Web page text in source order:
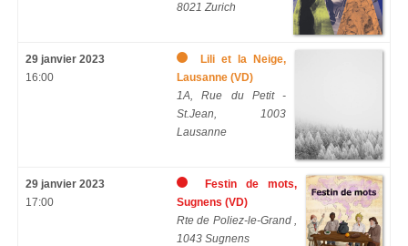
8021 Zurich
29 janvier 2023
16:00
Lili et la Neige,
Lausanne (VD)
1A, Rue du Petit -
St.Jean, 1003
Lausanne
29 janvier 2023
17:00
Festin de mots,
Sugnens (VD)
Rte de Poliez-le-Grand ,
1043 Sugnens